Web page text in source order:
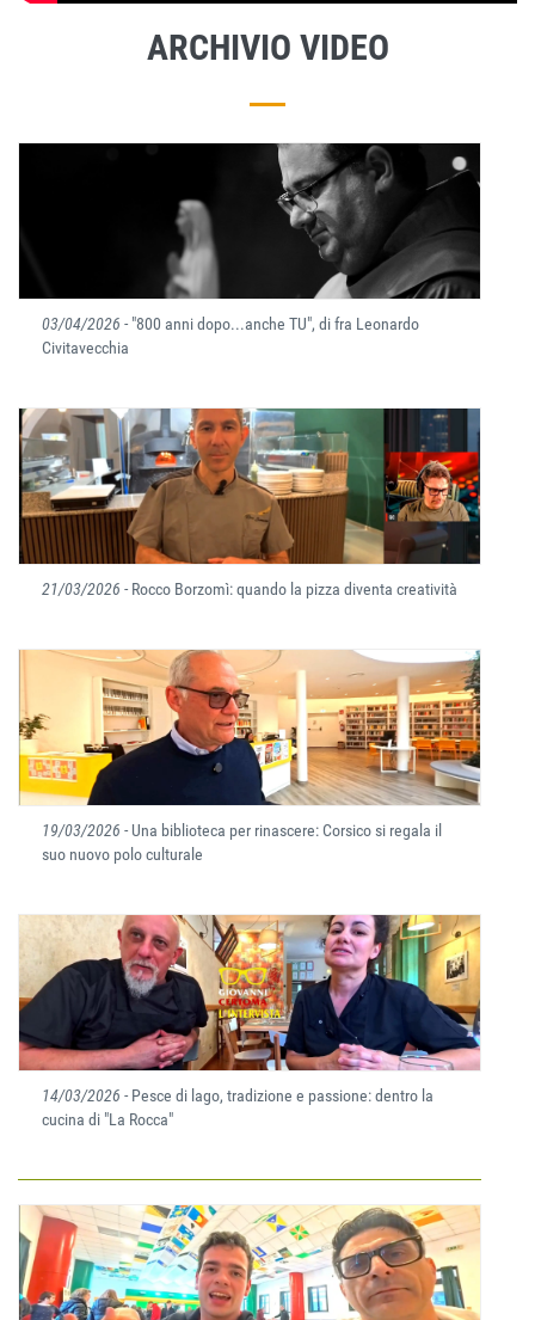
ARCHIVIO VIDEO
03/04/2026 - "800 anni dopo...anche TU", di fra Leonardo
Civitavecchia
21/03/2026 - Rocco Borzomì: quando la pizza diventa creatività
19/03/2026 - Una biblioteca per rinascere: Corsico si regala il
suo nuovo polo culturale
14/03/2026 - Pesce di lago, tradizione e passione: dentro la
cucina di "La Rocca"